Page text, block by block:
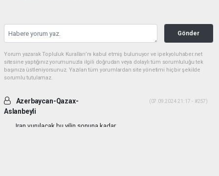
Gönder
Yorum yazarak Topluluk Kuralları’nı kabul etmiş bulunuyor ve ipekyoluhaber.net
sitesine yaptığınız yorumunuzla ilgili doğrudan veya dolaylı tüm sorumluluğu tek
başınıza üstleniyorsunuz. Yazılan tüm yorumlardan site yönetimi hiçbir şekilde
sorumlu tutulamaz.
Azerbaycan-Qazax-
Aslanbeyli
(07.09.2024 21:17 - #257)
Iran vurulacak bu yilin sonuna kadar...